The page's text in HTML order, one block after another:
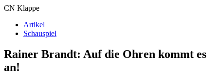
CN Klappe
Artikel
Schauspiel
Rainer Brandt: Auf die Ohren kommt es
an!